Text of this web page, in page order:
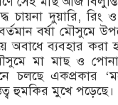
আটক, আবারও
চলাফেরায় প্রশ্ন
মিষ্টি ও ঘি বিক্রেতাকে
চায়না দুয়ারি, রিং
বর্ষা মৌসুমে
অবাধে ব্যবহার করা
মা মাছ ও
চলছে একপ্রকার
হুমকির মুখে পড়েছে।